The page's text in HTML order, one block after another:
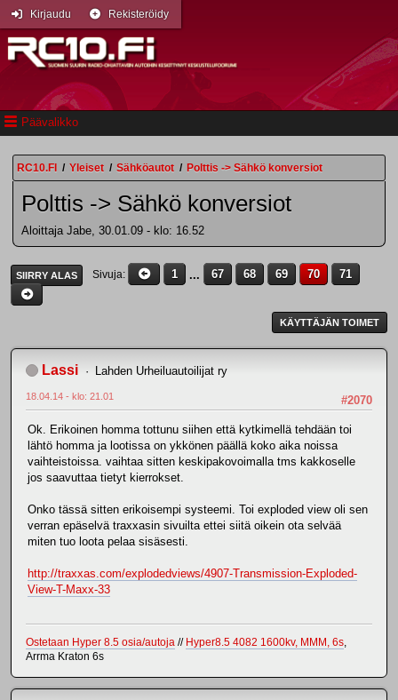
Päävalikko
Kirjaudu Rekisteröidy
RC10.FI / Yleiset / Sähköautot / Polttis -> Sähkö konversiot
Polttis -> Sähkö konversiot
Aloittaja Jabe, 30.01.09 - klo: 16.52
SIIRRY ALAS Sivuja 1 ... 67 68 69 70 71
KÄYTTÄJÄN TOIMET
Lassi Lahden Urheiluautoilijat ry
#2070
18.04.14 - klo: 21.01
Ok. Erikoinen homma tottunu siihen että kytkimellä tehdään toi
lähtö homma ja lootissa on ykkönen päällä koko aika noissa
vaihteistoissa. vaihtaa sitten keskipakovoimalla tms kakkoselle
jos saavuttaa tietyt kierrokset.
Onko tässä sitten erikoisempi systeemi. Toi exploded view oli sen
verran epäselvä traxxasin sivuilta ettei siitä oikein ota selvää
miten tuo loota pelaa sisäsesti.
http://traxxas.com/explodedviews/4907-Transmission-Exploded-
View-T-Maxx-33
Ostetaan Hyper 8.5 osia/autoja // Hyper8.5 4082 1600kv, MMM, 6s,
Arrma Kraton 6s